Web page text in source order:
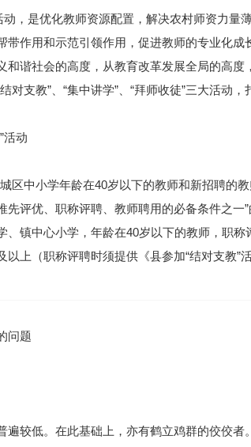
动，是优化教师资源配置，解决农村师资力量
带作用和示范引领作用，促进教师的专业化
和谐社会的高度，从教育改革发展全局的高度
对支教”、“集中讲学”、“拜师收徒”三大活动，
活动
区中小学年龄在40岁以下的教师和新招聘的
先评优、职称评聘、教师聘用的必备条件之一
、镇中心小学，年龄在40岁以下的教师，职称
上（职称评聘时须提供《县参加“结对支教”
问题
遍较低。在此基础上，亦有鹤立鸡群的佼佼